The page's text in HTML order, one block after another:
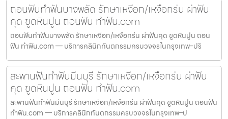
ถอนฟันทำฟันบางพลัด รักษาเหงือก/เหงือกร่น ผ่าฟัน
คุด ขูดหินปูน ถอนฟัน ทำฟัน.com
ถอนฟันทำฟันบางพลัด รักษาเหงือก/เหงือกร่น ผ่าฟันคุด ขูดหินปูน ถอน
ฟัน ทำฟัน.com — บริการคลินิกทันตกรรมครบวงจรในกรุงเทพ–ปริ
สะพานฟันทำฟันมีนบุรี รักษาเหงือก/เหงือกร่น ผ่าฟัน
คุด ขูดหินปูน ถอนฟัน ทำฟัน.com
สะพานฟันทำฟันมีนบุรี รักษาเหงือก/เหงือกร่น ผ่าฟันคุด ขูดหินปูน ถอนฟัน
ทำฟัน.com — บริการคลินิกทันตกรรมครบวงจรในกรุงเทพ–ป